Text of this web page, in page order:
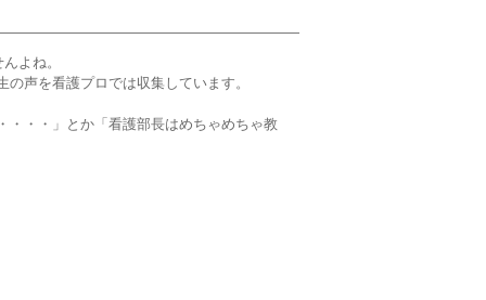
よね。
声を看護プロでは収集しています。
・・・」とか「看護部長はめちゃめちゃ教